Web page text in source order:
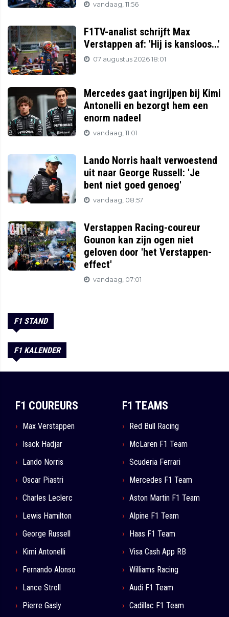
vandaag, 11:56
F1TV-analist schrijft Max
Verstappen af: 'Hij is kansloos...'
07 augustus 2026 18:01
Mercedes gaat ingrijpen bij Kimi
Antonelli en bezorgt hem een
enorm nadeel
vandaag, 11:01
Lando Norris haalt verwoestend
uit naar George Russell: 'Je
bent niet goed genoeg'
vandaag, 08:57
Verstappen Racing-coureur
Gounon kan zijn ogen niet
geloven door 'het Verstappen-
effect'
vandaag, 07:01
F1 STAND
F1 KALENDER
F1 COUREURS
Max Verstappen
Isack Hadjar
Lando Norris
Oscar Piastri
Charles Leclerc
Lewis Hamilton
George Russell
Kimi Antonelli
Fernando Alonso
Lance Stroll
Pierre Gasly
F1 TEAMS
Red Bull Racing
McLaren F1 Team
Scuderia Ferrari
Mercedes F1 Team
Aston Martin F1 Team
Alpine F1 Team
Haas F1 Team
Visa Cash App RB
Williams Racing
Audi F1 Team
Cadillac F1 Team